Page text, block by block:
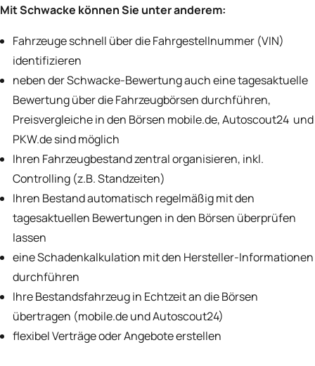
Mit Schwacke können Sie unter anderem:
Fahrzeuge schnell über die Fahrgestellnummer (VIN)
identifizieren
neben der Schwacke-Bewertung auch eine tagesaktuelle
Bewertung über die Fahrzeugbörsen durchführen,
Preisvergleiche in den Börsen mobile.de, Autoscout24 und
PKW.de sind möglich
Ihren Fahrzeugbestand zentral organisieren, inkl.
Controlling (z.B. Standzeiten)
Ihren Bestand automatisch regelmäßig mit den
tagesaktuellen Bewertungen in den Börsen überprüfen
lassen
eine Schadenkalkulation mit den Hersteller-Informationen
durchführen
Ihre Bestandsfahrzeug in Echtzeit an die Börsen
übertragen (mobile.de und Autoscout24)
flexibel Verträge oder Angebote erstellen